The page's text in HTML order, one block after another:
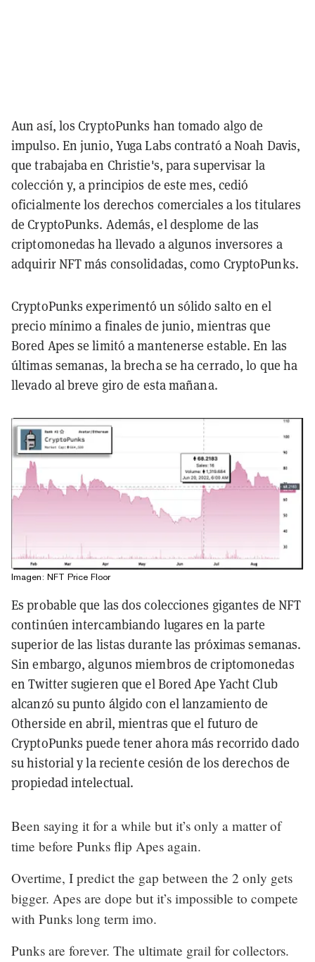
Aun así, los CryptoPunks han tomado algo de
impulso. En junio, Yuga Labs contrató a Noah Davis,
que trabajaba en Christie's, para supervisar la
colección y, a principios de este mes, cedió
oficialmente los derechos comerciales a los titulares
de CryptoPunks. Además, el desplome de las
criptomonedas ha llevado a algunos inversores a
adquirir NFT más consolidadas, como CryptoPunks.
CryptoPunks experimentó un sólido salto en el
precio mínimo a finales de junio, mientras que
Bored Apes se limitó a mantenerse estable. En las
últimas semanas, la brecha se ha cerrado, lo que ha
llevado al breve giro de esta mañana.
Imagen: NFT Price Floor
Es probable que las dos colecciones gigantes de NFT
continúen intercambiando lugares en la parte
superior de las listas durante las próximas semanas.
Sin embargo, algunos miembros de criptomonedas
en Twitter sugieren que el Bored Ape Yacht Club
alcanzó su punto álgido con el lanzamiento de
Otherside en abril, mientras que el futuro de
CryptoPunks puede tener ahora más recorrido dado
su historial y la reciente cesión de los derechos de
propiedad intelectual.
Been saying it for a while but it’s only a matter of
time before Punks flip Apes again.
Overtime, I predict the gap between the 2 only gets
bigger. Apes are dope but it’s impossible to compete
with Punks long term imo.
Punks are forever. The ultimate grail for collectors.